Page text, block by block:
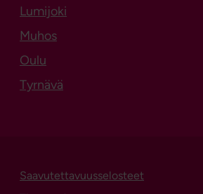
Lumijoki
Muhos
Oulu
Tyrnävä
Saavutettavuusselosteet